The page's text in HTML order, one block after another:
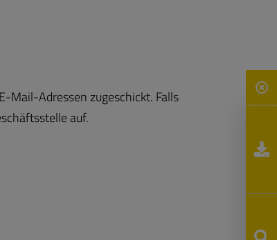
Mail-Adressen zugeschickt. Falls
auf.